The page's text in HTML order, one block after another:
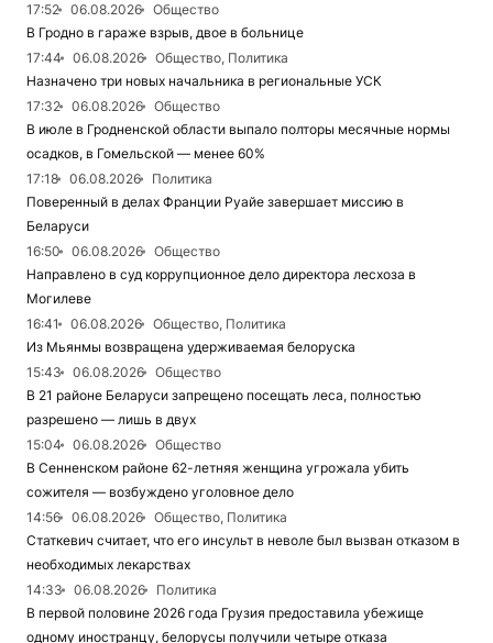
17:52
06.08.2026
Общество
В Гродно в гараже взрыв, двое в больнице
17:44
06.08.2026
Общество, Политика
Назначено три новых начальника в региональные УСК
17:32
06.08.2026
Общество
В июле в Гродненской области выпало полторы месячные нормы
осадков, в Гомельской — менее 60%
17:18
06.08.2026
Политика
Поверенный в делах Франции Руайе завершает миссию в
Беларуси
16:50
06.08.2026
Общество
Направлено в суд коррупционное дело директора лесхоза в
Могилеве
16:41
06.08.2026
Общество, Политика
Из Мьянмы возвращена удерживаемая белоруска
15:43
06.08.2026
Общество
В 21 районе Беларуси запрещено посещать леса, полностью
разрешено — лишь в двух
15:04
06.08.2026
Общество
В Сенненском районе 62-летняя женщина угрожала убить
сожителя — возбуждено уголовное дело
14:56
06.08.2026
Общество, Политика
Статкевич считает, что его инсульт в неволе был вызван отказом в
необходимых лекарствах
14:33
06.08.2026
Политика
В первой половине 2026 года Грузия предоставила убежище
одному иностранцу, белорусы получили четыре отказа